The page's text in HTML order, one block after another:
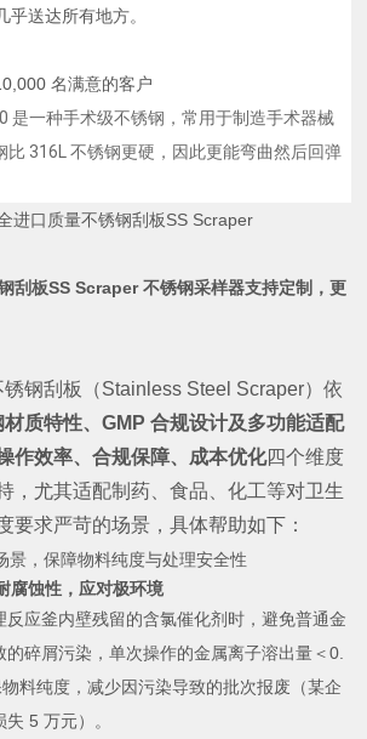
送达所有地方。
名满意的客户
是一种手术级不锈钢，常用于制造手术器械
比 316L 不锈钢更硬，因此更能弯曲然后回弹
刮板SS Scraper不锈钢采样器支持定制，更
钢刮板（Stainless Steel Scraper）依
质特性、GMP 合规设计及多功能适配
作效率、合规保障、成本优化四个维度
，尤其适配制药、食品、化工等对卫生
要求严苛的场景，具体帮助如下：
景，保障物料纯度与处理安全性
腐蚀性，应对极环境
反应釜内壁残留的含氯催化剂时，避免普通金
的碎屑污染，单次操作的金属离子溶出量＜0.
料纯度，减少因污染导致的批次报废（某企
5 万元）。